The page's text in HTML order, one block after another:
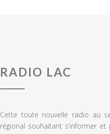
RADIO LAC
Cette toute nouvelle radio au
régional souhaitant s’informer